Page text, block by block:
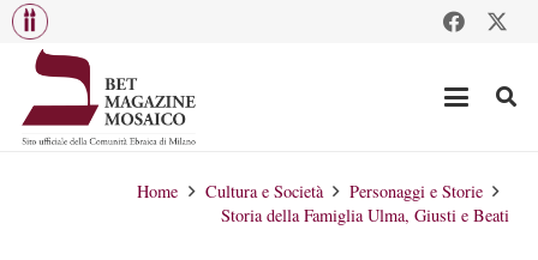
Home Cultura e Società
Personaggi e Storie
Storia della Famiglia Ulma, Giusti e Beati